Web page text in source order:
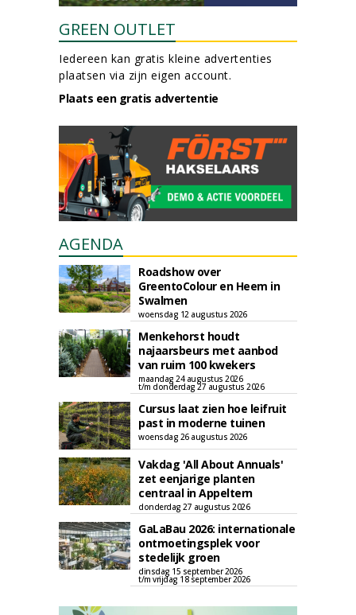
GREEN OUTLET
Iedereen kan gratis kleine advertenties
plaatsen via zijn eigen account.
Plaats een gratis advertentie
AGENDA
Roadshow over
GreentoColour en Heem in
Swalmen
woensdag 12 augustus 2026
Menkehorst houdt
najaarsbeurs met aanbod
van ruim 100 kwekers
maandag 24 augustus 2026
t/m donderdag 27 augustus 2026
Cursus laat zien hoe leifruit
past in moderne tuinen
woensdag 26 augustus 2026
Vakdag 'All About Annuals'
zet eenjarige planten
centraal in Appeltern
donderdag 27 augustus 2026
GaLaBau 2026: internationale
ontmoetingsplek voor
stedelijk groen
dinsdag 15 september 2026
t/m vrijdag 18 september 2026